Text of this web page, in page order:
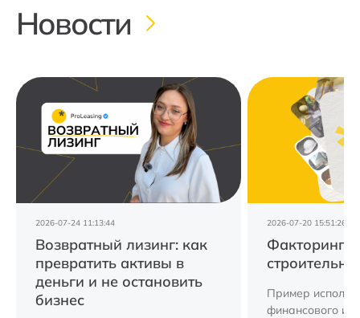
Новости
2026-07-24 11:13:44
Возвратный лизинг: как
превратить активы в
деньги и не остановить
бизнес
2026-07-20 15:51:26
Факторинг
Пример
финансового